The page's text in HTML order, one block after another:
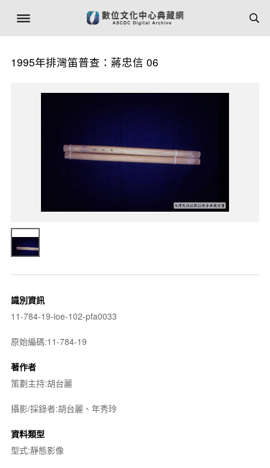
1995年排灣笛普查：蔣忠信 06
識別資訊
11-784-19-ioe-102-pfa0033
原始編碼:11-784-19
著作者
策劃主持:胡台麗
攝影/採錄者:胡台麗、年秀玲
資料類型
型式:靜態影像